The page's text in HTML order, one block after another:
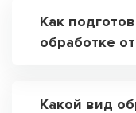
Как
обработке
Какой вид